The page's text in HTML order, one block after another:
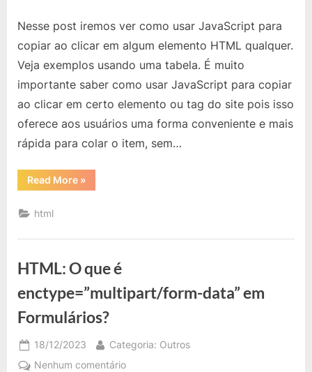
Usar
JavaScript
Copiar
ao
clicar
um
texto
Nesse post iremos ver como usar JavaScript para
copiar ao clicar em algum elemento HTML qualquer.
Veja exemplos usando uma tabela. É muito
importante saber como usar JavaScript para copiar
ao clicar em certo elemento ou tag do site pois isso
oferece aos usuários uma forma conveniente e mais
rápida para colar o item, sem…
Read More“HTML:
Usar
clicar
»
html
HTML: O que é
enctype=”multipart/form-data” em
Formulários?
Posted
on
18/12/2023 By
Categoria: Outros
Nenhum comentárioem